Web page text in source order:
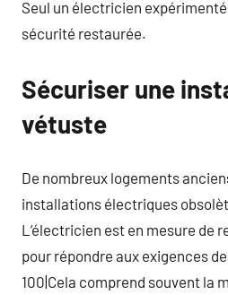
Seul un électricien
sécurité restaurée.
Sécuriser une
vétuste
De nombreux logements
installations électriques
L’électricien est en mesure de
pour répondre aux exigences
100|Cela comprend souvent la